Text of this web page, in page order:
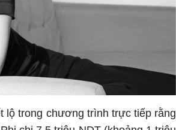
lộ trong chương trình trực tiếp rằng